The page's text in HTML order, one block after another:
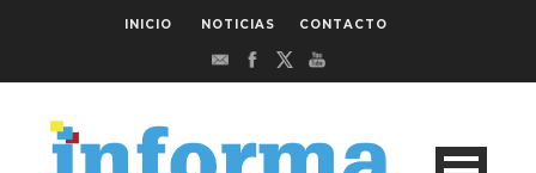
INICIO NOTICIAS CONTACTO